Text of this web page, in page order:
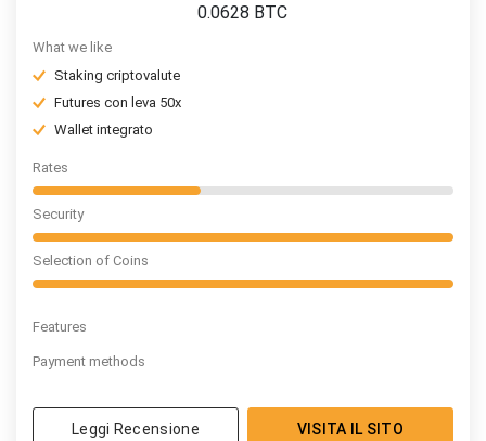
0.0628 BTC
What we like
Staking criptovalute
Futures con leva 50x
Wallet integrato
Rates
Security
Selection of Coins
Features
Payment methods
Leggi Recensione VISITA IL SITO